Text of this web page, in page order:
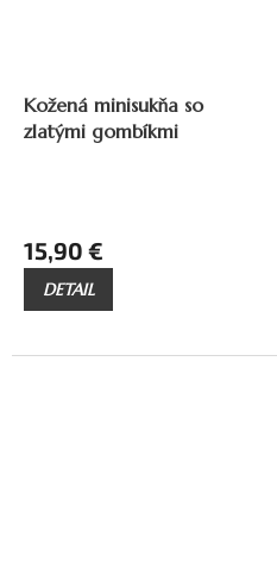
Kožená minisukňa so
zlatými gombíkmi
15,90 €
DETAIL